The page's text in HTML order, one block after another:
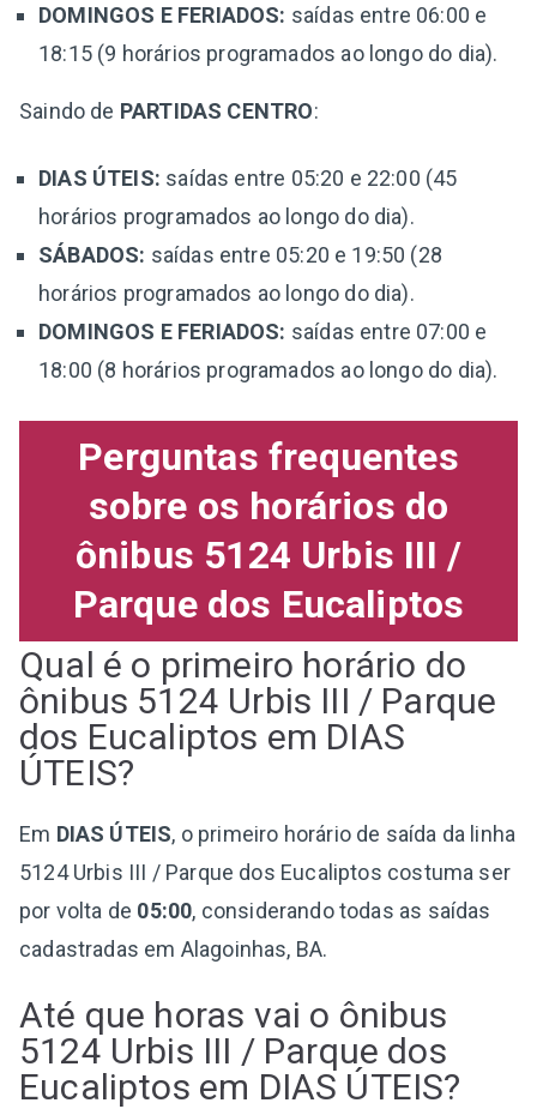
DOMINGOS E FERIADOS: saídas entre 06:00 e
18:15 (9 horários programados ao longo do dia).
Saindo de PARTIDAS CENTRO:
DIAS ÚTEIS: saídas entre 05:20 e 22:00 (45
horários programados ao longo do dia).
SÁBADOS: saídas entre 05:20 e 19:50 (28
horários programados ao longo do dia).
DOMINGOS E FERIADOS: saídas entre 07:00 e
18:00 (8 horários programados ao longo do dia).
Perguntas frequentes
sobre os horários do
ônibus 5124 Urbis III /
Parque dos Eucaliptos
Qual é o primeiro horário do
ônibus 5124 Urbis III / Parque
dos Eucaliptos em DIAS
ÚTEIS?
Em DIAS ÚTEIS, o primeiro horário de saída da linha
5124 Urbis III / Parque dos Eucaliptos costuma ser
por volta de 05:00, considerando todas as saídas
cadastradas em Alagoinhas, BA.
Até que horas vai o ônibus
5124 Urbis III / Parque dos
Eucaliptos em DIAS ÚTEIS?